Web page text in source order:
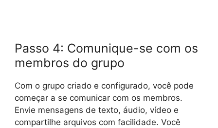
Passo 4: Comunique-se com os
membros do grupo
Com o grupo criado e configurado, você pode
começar a se comunicar com os membros.
Envie mensagens de texto, áudio, vídeo e
compartilhe arquivos com facilidade. Você